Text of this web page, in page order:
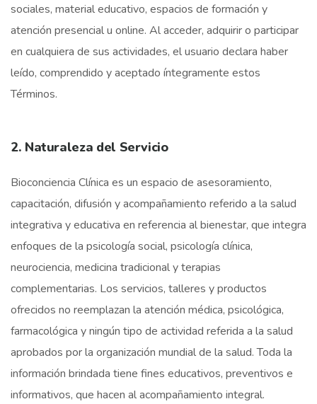
sociales, material educativo, espacios de formación y
atención presencial u online. Al acceder, adquirir o participar
en cualquiera de sus actividades, el usuario declara haber
leído, comprendido y aceptado íntegramente estos
Términos.
2. Naturaleza del Servicio
Bioconciencia Clínica es un espacio de asesoramiento,
capacitación, difusión y acompañamiento referido a la salud
integrativa y educativa en referencia al bienestar, que integra
enfoques de la psicología social, psicología clínica,
neurociencia, medicina tradicional y terapias
complementarias. Los servicios, talleres y productos
ofrecidos no reemplazan la atención médica, psicológica,
farmacológica y ningún tipo de actividad referida a la salud
aprobados por la organización mundial de la salud. Toda la
información brindada tiene fines educativos, preventivos e
informativos, que hacen al acompañamiento integral.